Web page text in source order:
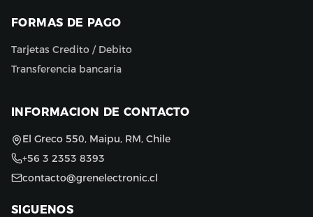
FORMAS DE PAGO
Tarjetas Credito / Debito
Transferencia bancaria
INFORMACION DE CONTACTO
El Greco 550, Maipu, RM, Chile
+56 3 2353 8393
contacto@grenelectronic.cl
SIGUENOS